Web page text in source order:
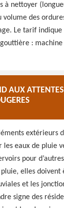
à nettoyer
volume des
Le tarif
gouttière :
AUX
eaux de pluie
pour
elles doivent
et les
signe des